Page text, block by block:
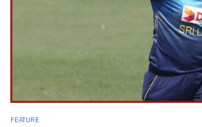
FEATURE